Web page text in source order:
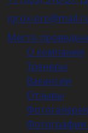
igrox-
Место
О компании
Тренеры
Вакансии
Отзывы
Фотогалерея